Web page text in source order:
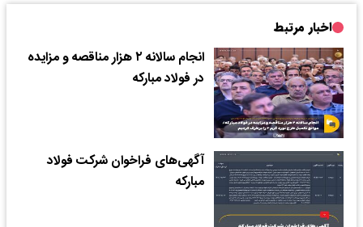
اخبار مرتبط
انجام سالانه ۲ هزار مناقصه و مزایده
در فولاد مبارکه
آگهی‌های فراخوان شرکت فولاد
مبارکه